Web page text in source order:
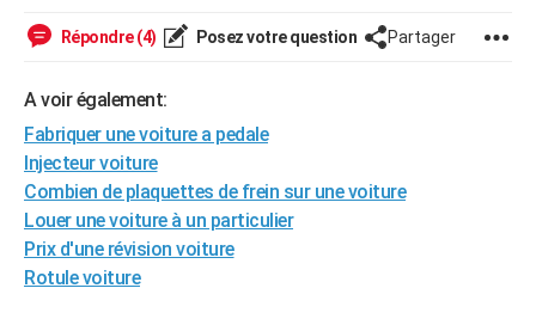
CARTE DE VOEUX
PROGRAMME TV
COPAINS D'AVANT
S'inscrire
Se connecter
Lycées
Collèges
Primaires
Universités
Entreprises
Service militaire
Avis de recherche
AVIS DE DÉCÈS
FORUM
Répondre (4) Posez votre question Partager
A voir également:
Fabriquer une voiture a pedale
Injecteur voiture
Combien de plaquettes de frein sur une voiture
Louer une voiture à un particulier
Prix d'une révision voiture
Rotule voiture